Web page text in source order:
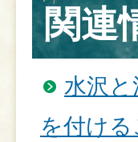
関連
水沢
を付け